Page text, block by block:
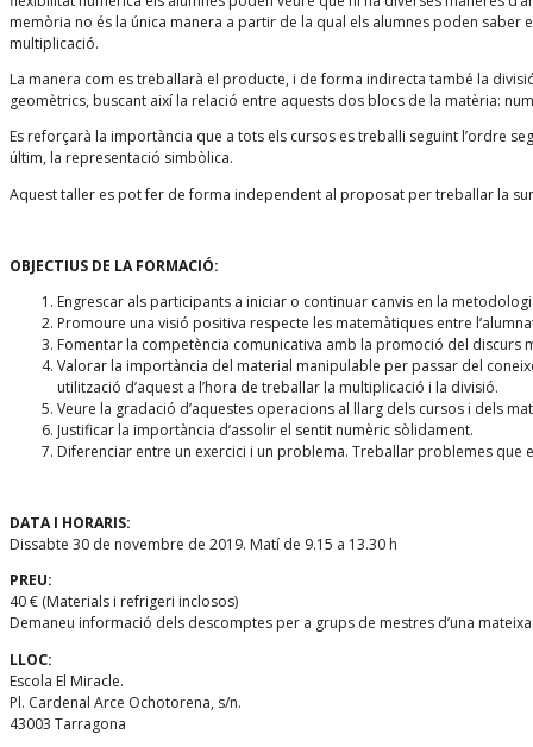
memòria no és la única manera a partir de la qual els alumnes poden saber
multiplicació.
La manera com es treballarà el producte, i de forma indirecta també la
geomètrics, buscant així la relació entre aquests dos blocs de la matèria:
Es reforçarà la importància que a tots els cursos es treballi seguint l’ordre
últim, la representació simbòlica.
Aquest taller es pot fer de forma independent al proposat per treballar la
OBJECTIUS DE LA FORMACIÓ:
Engrescar als participants a iniciar o continuar canvis en la
Promoure una visió positiva respecte les matemàtiques entre
Fomentar la competència comunicativa amb la promoció del discurs
Valorar la importància del material manipulable per passar del
utilització d’aquest a l’hora de treballar la multiplicació i la divisió.
Veure la gradació d’aquestes operacions al llarg dels cursos i dels
Justificar la importància d’assolir el sentit numèric sòlidament.
Diferenciar entre un exercici i un problema. Treballar problemes que
DATA I HORARIS:
Dissabte 30 de novembre de 2019. Matí de 9.15 a 13.30 h
PREU:
40 € (Materials i refrigeri inclosos)
Demaneu informació dels descomptes per a grups de mestres d’una
LLOC:
Escola El Miracle.
Pl. Cardenal Arce Ochotorena, s/n.
43003 Tarragona